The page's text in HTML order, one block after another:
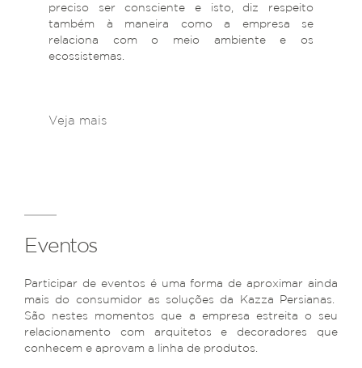
preciso ser consciente e isto, diz respeito
também à maneira como a empresa se
relaciona com o meio ambiente e os
ecossistemas.
Veja mais
Eventos
Participar de eventos é uma forma de aproximar ainda
mais do consumidor as soluções da Kazza Persianas.
São nestes momentos que a empresa estreita o seu
relacionamento com arquitetos e decoradores que
conhecem e aprovam a linha de produtos.